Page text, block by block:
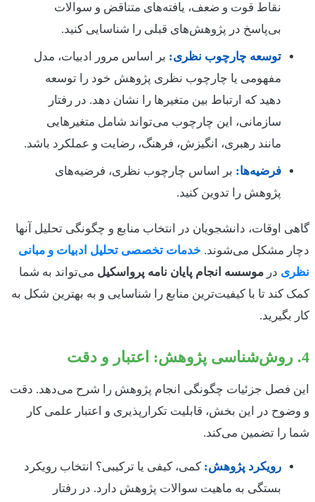
نقاط قوت و ضعف، یافته‌های متناقض و سوالات
بی‌پاسخ در پژوهش‌های قبلی را شناسایی کنید.
توسعه چارچوب نظری: بر اساس مرور ادبیات، مدل
مفهومی یا چارچوب نظری پژوهش خود را توسعه
دهید که ارتباط بین متغیرها را نشان دهد. در رفتار
سازمانی، این چارچوب می‌تواند شامل متغیرهایی
مانند رهبری، انگیزش، فرهنگ، رضایت و عملکرد باشد.
فرضیه‌ها: بر اساس چارچوب نظری، فرضیه‌های
پژوهش را تدوین کنید.
گاهی اوقات، دانشجویان در انتخاب منابع و چگونگی تحلیل آنها
دچار مشکل می‌شوند. خدمات تخصصی تحلیل ادبیات و مبانی
نظری در موسسه انجام پایان نامه پرواسکیل می‌تواند به شما
کمک کند تا با کیفیت‌ترین منابع را شناسایی و به بهترین شکل به
کار بگیرید.
4. روش‌شناسی پژوهش: اعتبار و دقت
این فصل جزئیات چگونگی انجام پژوهش را شرح می‌دهد. دقت
و وضوح در این بخش، قابلیت تکرارپذیری و اعتبار علمی کار
شما را تضمین می‌کند.
رویکرد پژوهش: کمی، کیفی یا ترکیبی؟ انتخاب رویکرد
بستگی به ماهیت سوالات پژوهش دارد. در رفتار